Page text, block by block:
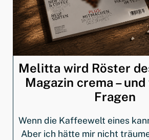
Melitta wird Röster
Magazin crema –
Fragen
Wenn die Kaffeewelt eines
Aber ich hätte mir nicht